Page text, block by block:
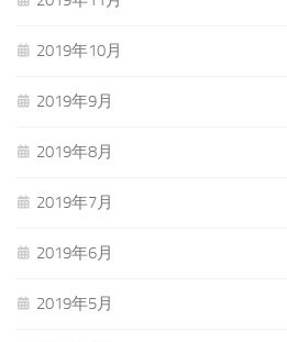
2019年10月
2019年9月
2019年8月
2019年7月
2019年6月
2019年5月